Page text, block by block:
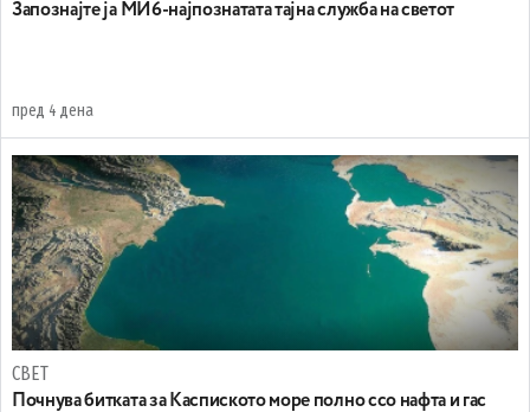
Запознајте ја МИ6-најпознатата тајна служба на светот
пред 4 дена
СВЕТ
Почнува битката за Каспиското море полно ссо нафта и гас